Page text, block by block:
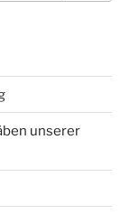
unserer